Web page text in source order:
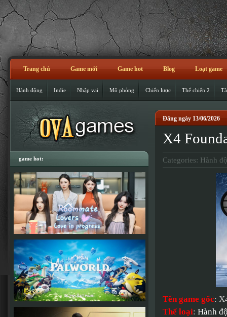
Trang chủ Game mới Game hot Blog Loạt game
Hành động Indie Nhập vai Mô phỏng Chiến lược Thế chiến 2
Đăng ngày 13/06/2026
X4
Categories: Hành
Tên game gốc:
Thể loại: Hành
game hot: